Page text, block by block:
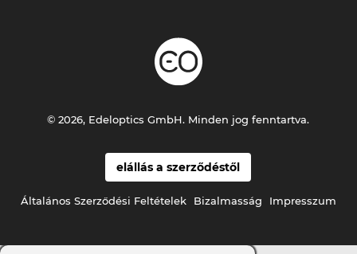
elállás a szerződéstől
Általános Szerződési Feltételek Bizalmasság Impresszum
© 2026, Edeloptics GmbH. Minden jog fenntartva.